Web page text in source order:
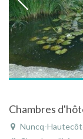
Chambres
Nuncq-Hautecôte (34